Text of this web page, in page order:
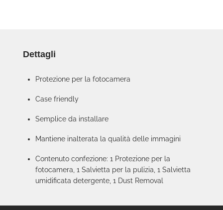
Dettagli
Protezione per la fotocamera
Case friendly
Semplice da installare
Mantiene inalterata la qualità delle immagini
Contenuto confezione: 1 Protezione per la
fotocamera, 1 Salvietta per la pulizia, 1 Salvietta
umidificata detergente, 1 Dust Removal